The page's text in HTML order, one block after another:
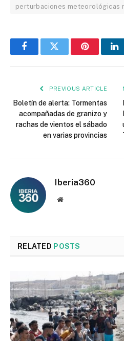
perturbaciones meteorológicas
FacebookTwitter Pinterest
PREVIOUS ARTICLE
Boletín de alerta: Tormentas
acompañadas de granizo y
rachas de vientos el sábado
en varias provincias
Iberia360
Website
RELATED POSTS